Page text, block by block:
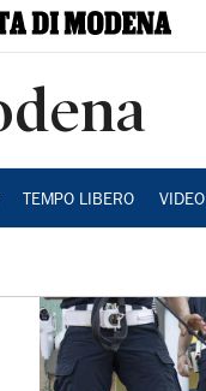
TEMPO LIBERO VIDEO